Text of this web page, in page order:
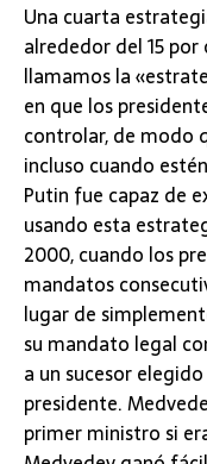
Una cuarta
alrededor del 15
llamamos la
en que los
controlar, de modo
incluso cuando
Putin fue capaz de
usando esta
2000, cuando los
mandatos
lugar de
su mandato legal
a un sucesor
presidente.
primer ministro si